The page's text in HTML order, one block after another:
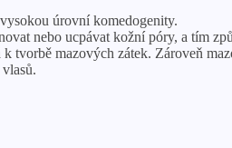
úrovní komedogenity.
nebo ucpávat kožní póry, a tím
mazových zátek. Zároveň